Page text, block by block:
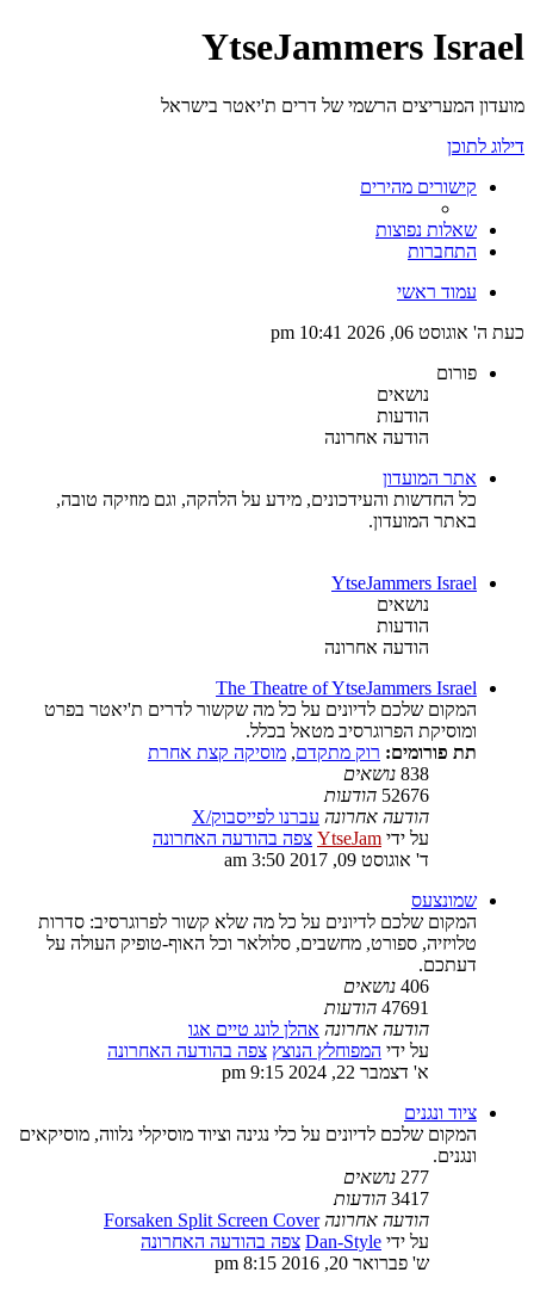
YtseJammers Israel
מועדון המעריצים הרשמי של דרים ת'יאטר בישראל
דילוג לתוכן
קישורים מהירים
שאלות נפוצות
התחברות
עמוד ראשי
כעת ה' אוגוסט 06, 2026 10:41 pm
פורום
נושאים
הודעות
הודעה אחרונה
אתר המועדון
כל החדשות והעידכונים, מידע על הלהקה, וגם מוזיקה טובה,
באתר המועדון.
YtseJammers Israel
נושאים
הודעות
הודעה אחרונה
The Theatre of YtseJammers Israel
המקום שלכם לדיונים על כל מה שקשור לדרים ת'יאטר בפרט
ומוסיקת הפרוגרסיב מטאל בכלל.
תת פורומים: רוק מתקדם, מוסיקה קצת אחרת
838 נושאים
52676 הודעות
הודעה אחרונה עברנו לפייסבוק/X
על ידי YtseJam צפה בהודעה האחרונה
ד' אוגוסט 09, 2017 3:50 am
שמונצעס
המקום שלכם לדיונים על כל מה שלא קשור לפרוגרסיב: סדרות
טלויזיה, ספורט, מחשבים, סלולאר וכל האוף-טופיק העולה על
דעתכם.
406 נושאים
47691 הודעות
הודעה אחרונה אהלן לונג טיים אגו
על ידי המפוחלץ הנוצץ צפה בהודעה האחרונה
א' דצמבר 22, 2024 9:15 pm
ציוד ונגנים
המקום שלכם לדיונים על כלי נגינה וציוד מוסיקלי נלווה, מוסיקאים
ונגנים.
277 נושאים
3417 הודעות
הודעה אחרונה Forsaken Split Screen Cover
על ידי Dan-Style צפה בהודעה האחרונה
ש' פברואר 20, 2016 8:15 pm